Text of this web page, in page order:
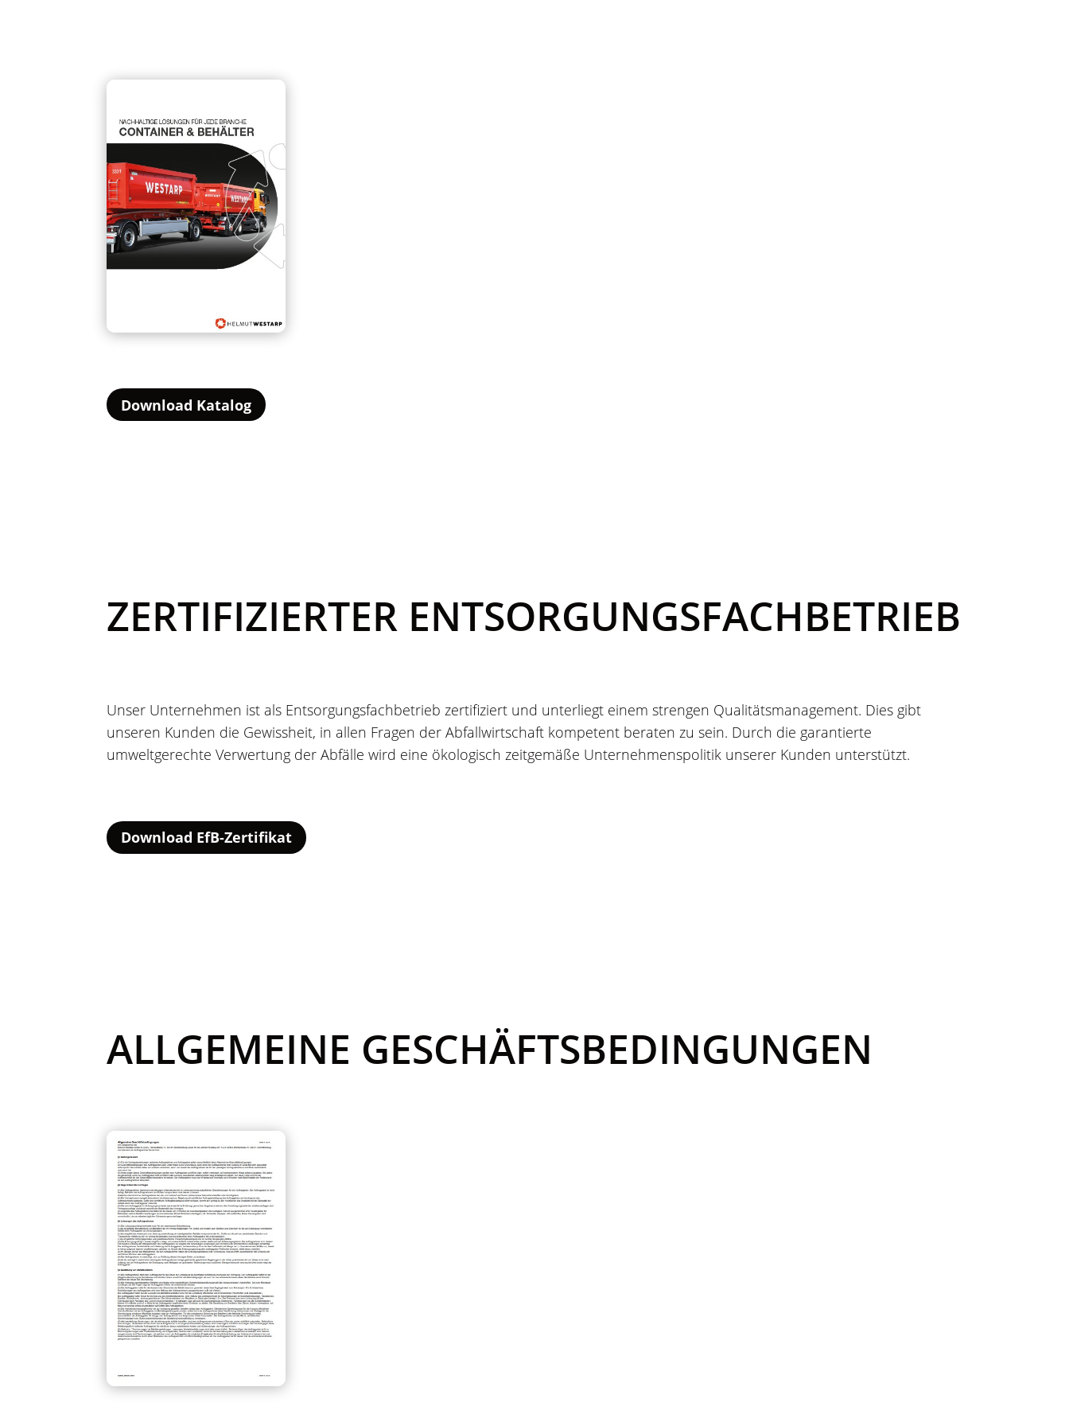
Download Katalog
ZERTIFIZIERTER ENTSORGUNGSFACHBETRIEB
Unser Unternehmen ist als Entsorgungsfachbetrieb zertifiziert und unterliegt einem strengen Qualitätsmanagement. Dies gibt
unseren Kunden die Gewissheit, in allen Fragen der Abfallwirtschaft kompetent beraten zu sein. Durch die garantierte
umweltgerechte Verwertung der Abfälle wird eine ökologisch zeitgemäße Unternehmenspolitik unserer Kunden unterstützt.
Download EfB-Zertifikat
ALLGEMEINE GESCHÄFTSBEDINGUNGEN